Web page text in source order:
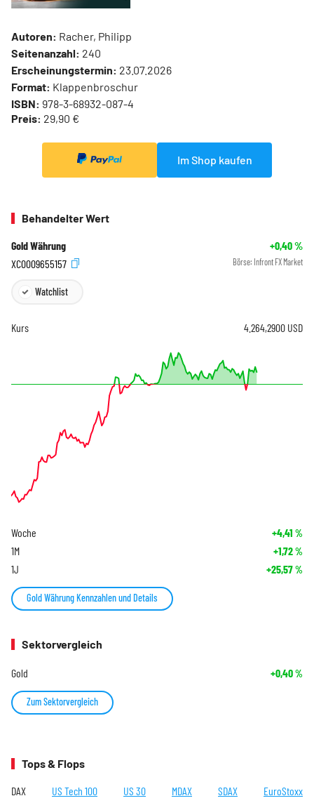
Autoren: Racher, Philipp
Seitenanzahl: 240
Erscheinungstermin: 23.07.2026
Format: Klappenbroschur
ISBN: 978-3-68932-087-4
Preis: 29,90 €
Im Shop kaufen
Behandelter Wert
Gold Währung +0,40%
XC0009655157
Börse: Infront FX Market
Watchlist
Kurs 4.264,2900 USD
Woche +4,41 %
1M +1,72%
1J +25,57%
Gold Währung Kennzahlen und Details
Sektorvergleich
Gold +0,40%
Zum Sektorvergleich
Tops & Flops
DAX US Tech 100 US 30 MDAX SDAX EuroStoxx